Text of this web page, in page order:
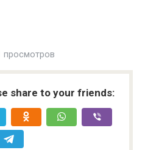
просмотров
share to your friends: